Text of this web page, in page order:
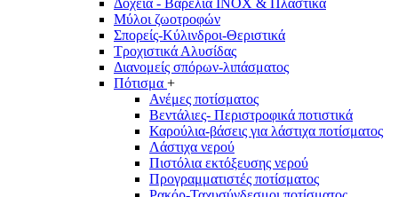
Δοχεία - Βαρέλια INOX & Πλαστικά
Μύλοι ζωοτροφών
Σπορείς-Κύλινδροι-Θεριστικά
Τροχιστικά Αλυσίδας
Διανομείς σπόρων-λιπάσματος
Πότισμα +
Ανέμες ποτίσματος
Βεντάλιες- Περιστροφικά ποτιστικά
Καρούλια-βάσεις για λάστιχα ποτίσματος
Λάστιχα νερού
Πιστόλια εκτόξευσης νερού
Προγραμματιστές ποτίσματος